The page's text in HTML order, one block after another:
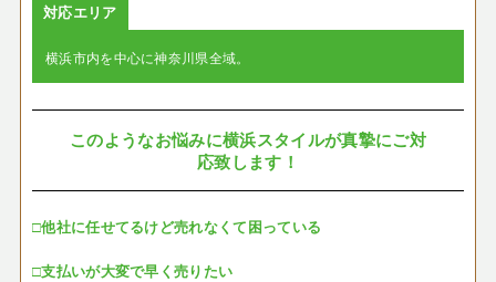
対応エリア
横浜市内を中心に神奈川県全域。
このようなお悩みに横浜スタイルが真摯にご対
応致します！
□他社に任せてるけど売れなくて困っている
□支払いが大変で早く売りたい